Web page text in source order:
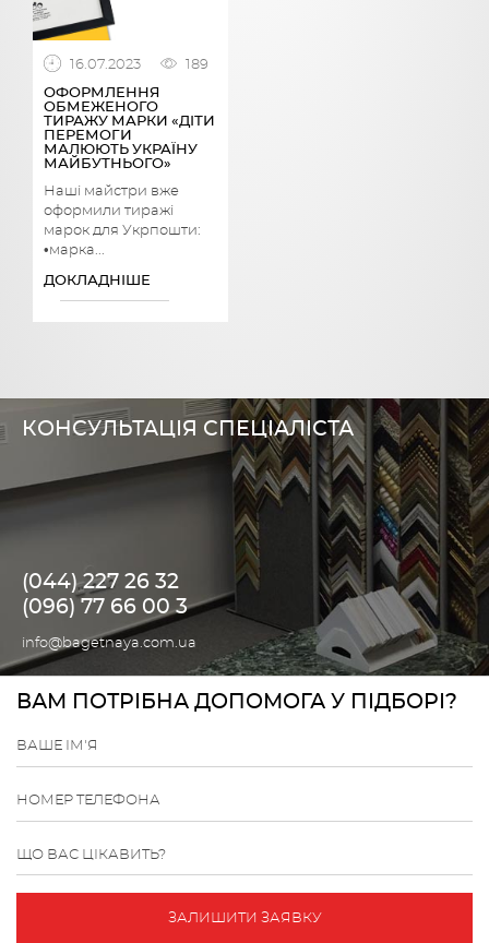
16.07.2023
189
ОФОРМЛЕННЯ
ОБМЕЖЕНОГО
ТИРАЖУ МАРКИ «ДІТИ
ПЕРЕМОГИ
МАЛЮЮТЬ УКРАЇНУ
МАЙБУТНЬОГО»
Наші майстри вже
оформили тиражі
марок для Укрпошти:
•марка...
ДОКЛАДНІШЕ
КОНСУЛЬТАЦІЯ СПЕЦІАЛІСТА
(044) 227 26 32
(096) 77 66 00 3
info@bagetnaya.com.ua
ВАМ ПОТРІБНА ДОПОМОГА У ПІДБОРІ?
ВАШЕ ІМ'Я
НОМЕР ТЕЛЕФОНА
ЩО ВАС ЦІКАВИТЬ?
ЗАЛИШИТИ ЗАЯВКУ